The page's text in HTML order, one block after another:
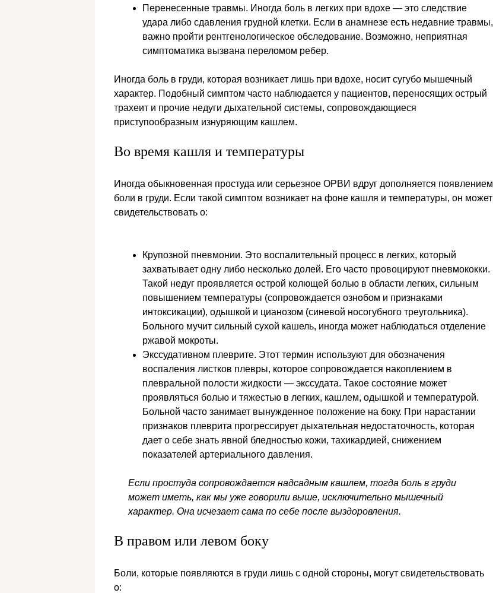
Перенесенные травмы. Иногда боль в легких при вдохе — это следствие
удара либо сдавления грудной клетки. Если в анамнезе есть недавние травмы,
важно пройти рентгенологическое обследование. Возможно, неприятная
симптоматика вызвана переломом ребер.
Иногда боль в груди, которая возникает лишь при вдохе, носит сугубо мышечный
характер. Подобный симптом часто наблюдается у пациентов, переносящих острый
трахеит и прочие недуги дыхательной системы, сопровождающиеся
приступообразным изнуряющим кашлем.
Во время кашля и температуры
Иногда обыкновенная простуда или серьезное ОРВИ вдруг дополняется появлением
боли в груди. Если такой симптом возникает на фоне кашля и температуры, он может
свидетельствовать о:
Крупозной пневмонии. Это воспалительный процесс в легких, который
захватывает одну либо несколько долей. Его часто провоцируют пневмококки.
Такой недуг проявляется острой колющей болью в области легких, сильным
повышением температуры (сопровождается ознобом и признаками
интоксикации), одышкой и цианозом (синевой носогубного треугольника).
Больного мучит сильный сухой кашель, иногда может наблюдаться отделение
ржавой мокроты.
Экссудативном плеврите. Этот термин используют для обозначения
воспаления листков плевры, которое сопровождается накоплением в
плевральной полости жидкости — экссудата. Такое состояние может
проявляться болью и тяжестью в легких, кашлем, одышкой и температурой.
Больной часто занимает вынужденное положение на боку. При нарастании
признаков плеврита прогрессирует дыхательная недостаточность, которая
дает о себе знать явной бледностью кожи, тахикардией, снижением
показателей артериального давления.
Если простуда сопровождается надсадным кашлем, тогда боль в груди
может иметь, как мы уже говорили выше, исключительно мышечный
характер. Она исчезает сама по себе после выздоровления.
В правом или левом боку
Боли, которые появляются в груди лишь с одной стороны, могут свидетельствовать
о: